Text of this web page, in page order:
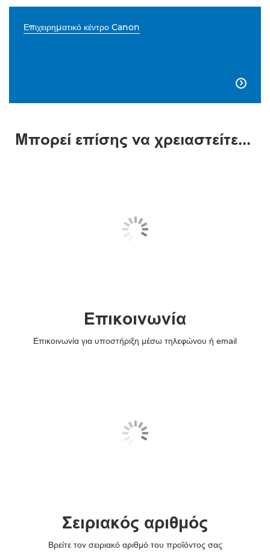
Επιχειρηματικό κέντρο Canon

Μπορεί επίσης να χρειαστείτε...
Επικοινωνία
Επικοινωνία για υποστήριξη μέσω τηλεφώνου ή email
Σειριακός αριθμός
Βρείτε τον σειριακό αριθμό του προϊόντος σας